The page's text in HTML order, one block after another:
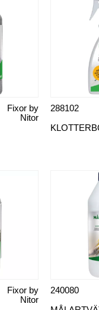
Fixor by
Nitor
288102
Fixor by
Nitor
240080